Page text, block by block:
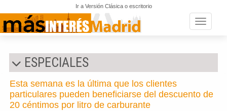
Ir a Versión Clásica o escritorio
Toggle
ESPECIALES
Esta semana es la última que los clientes
particulares pueden beneficiarse del descuento de
20 céntimos por litro de carburante